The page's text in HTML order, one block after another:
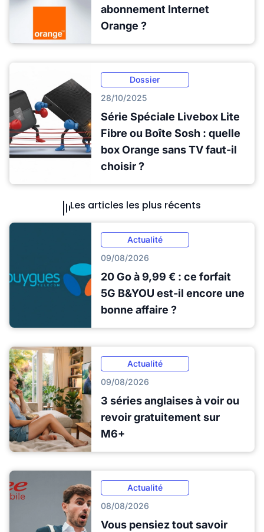
abonnement Internet
Orange ?
Dossier
28/10/2025
Série Spéciale Livebox Lite
Fibre ou Boîte Sosh : quelle
box Orange sans TV faut-il
choisir ?
Les articles les plus récents
Actualité
09/08/2026
20 Go à 9,99 € : ce forfait
5G B&YOU est-il encore une
bonne affaire ?
Actualité
09/08/2026
3 séries anglaises à voir ou
revoir gratuitement sur
M6+
Actualité
08/08/2026
Vous pensiez tout savoir